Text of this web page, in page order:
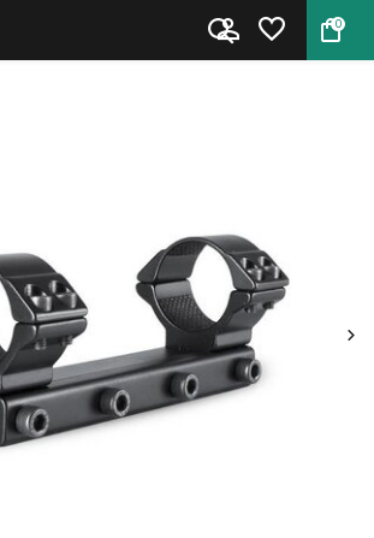
0
Hawke Match Montage 30 mm 9...